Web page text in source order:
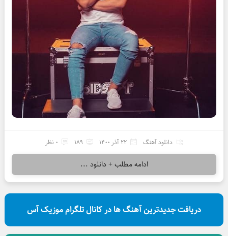
دانلود آهنگ 22 آذر 1400 189 0 نظر
ادامه مطلب + دانلود ...
دریافت جدیدترین آهنگ ها در کانال تلگرام موزیک آس